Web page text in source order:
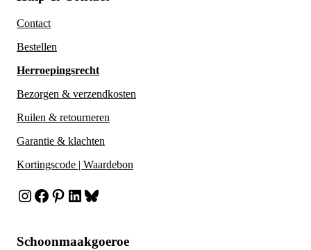
Contact
Bestellen
Herroepingsrecht
Bezorgen & verzendkosten
Ruilen & retourneren
Garantie & klachten
Kortingscode | Waardebon
Instagram
Facebook
Pinterest
LinkedIn
Bluesky
Schoonmaakgoeroe